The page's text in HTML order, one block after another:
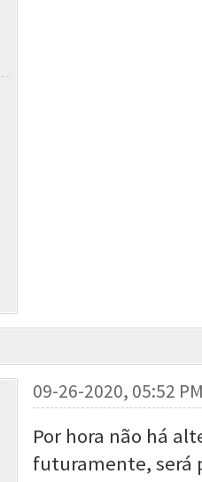
09-26-2020, 05:52
Por hora não há
futuramente, será